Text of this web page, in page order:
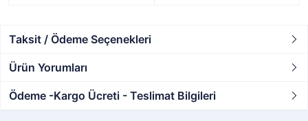
Taksit / Ödeme Seçenekleri
Ürün Yorumları
Ödeme -Kargo Ücreti - Teslimat Bilgileri